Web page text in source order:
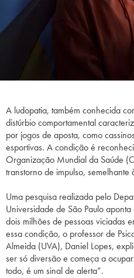
A ludopatia, também conhecida
distúrbio comportamental
por jogos de aposta, como
esportivas. A condição é
Organização Mundial da Saúde
transtorno de impulso,
Uma pesquisa realizada pelo
Universidade de São Paulo
dois milhões de pessoas viciadas
essa condição, o professor de
Almeida (UVA), Daniel Lopes,
ser só diversão e começa a
todo, é um sinal de alerta”.